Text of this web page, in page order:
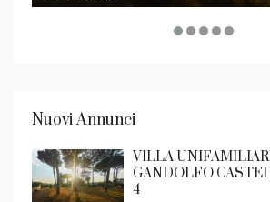
Nuovi Annunci
VILLA
GANDOLFO
4